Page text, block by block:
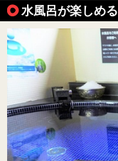
水風呂が楽しめ